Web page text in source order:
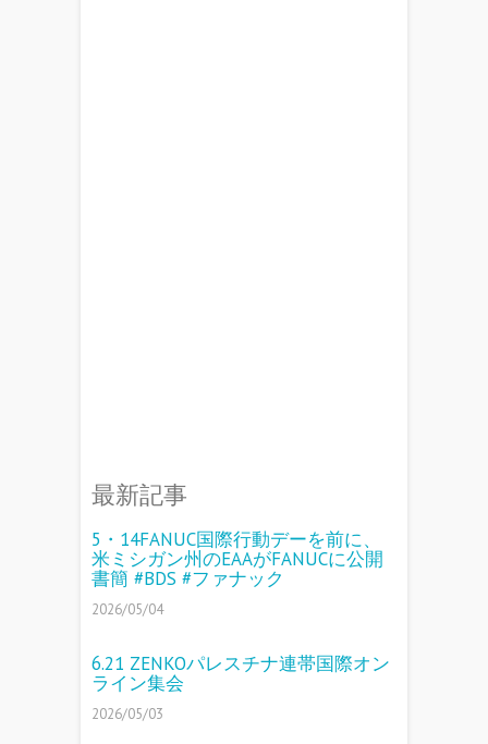
最新記事
5・14FANUC国際行動デーを前に、
米ミシガン州のEAAがFANUCに公開
書簡 #BDS #ファナック
2026/05/04
6.21 ZENKOパレスチナ連帯国際オン
ライン集会
2026/05/03